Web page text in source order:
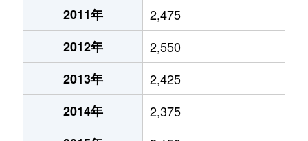
2011年
2,475
2012年
2,550
2013年
2,425
2014年
2,375